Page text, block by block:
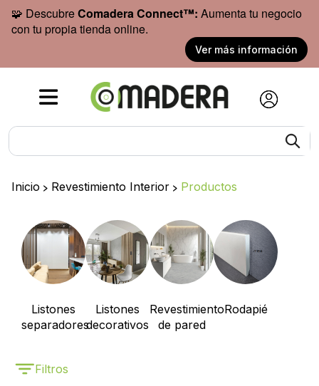
🧩 DescubreComadera Connect™: Aumenta tu negocio
con tu propia tienda online.
Ver más información
Inicio > Revestimiento Interior > Productos
Listones
separadores
Listones
decorativos
Revestimiento
de pared
Rodapié
Filtros